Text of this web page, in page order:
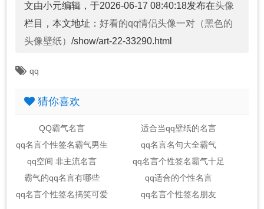
文由小元编辑，于2026-06-17 08:40:18发布在头像
栏目，本文地址： 好看的qq情侣头像一对（黑色的
头像壁纸） /show/art-22-33290.html
qq
猜你喜欢
QQ霸气名言
适合当qq壁纸的名言
qq名言个性签名霸气男生
qq名言名句大全霸气
qq空间 非主流名言
qq名言个性签名霸气十足
霸气的qq名言有哪些
qq适合的个性名言
qq名言个性签名搞笑可爱
qq名言个性签名朋友